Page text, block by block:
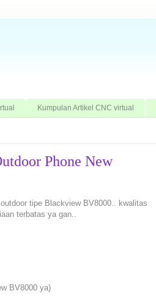
Kumpulan Artikel CNC virtual
Phone New
tipe Blackview BV8000.. kwalitas
terbatas ya gan..
BV8000 ya)